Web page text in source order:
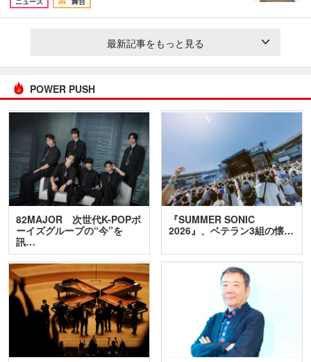
最新記事をもっと見る
POWER PUSH
82MAJOR 次世代K-POPボ
ーイズグループの“今”を
訊…
『SUMMER SONIC
2026』、ベテラン3組の懐…